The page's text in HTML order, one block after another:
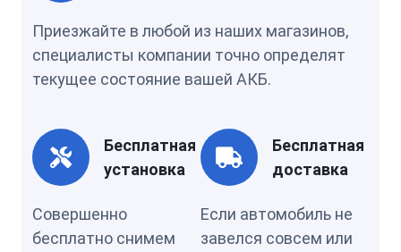
Приезжайте в любой из наших магазинов,
специалисты компании точно определят
текущее состояние вашей АКБ.
Бесплатная
установка
Совершенно
бесплатно снимем
Бесплатная
доставка
Если автомобиль не
завелся совсем или